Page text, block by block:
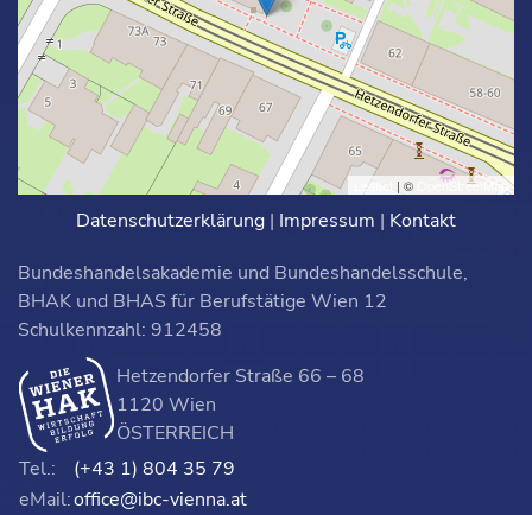
Leaflet | © OpenStreetMap
Datenschutzerklärung | Impressum | Kontakt
Bundeshandelsakademie und Bundeshandelsschule,
BHAK und BHAS für Berufstätige Wien 12
Schulkennzahl: 912458
Hetzendorfer Straße 66 – 68
1120 Wien
ÖSTERREICH
Tel.:
(+43 1) 804 35 79
eMail:office@ibc-vienna.at